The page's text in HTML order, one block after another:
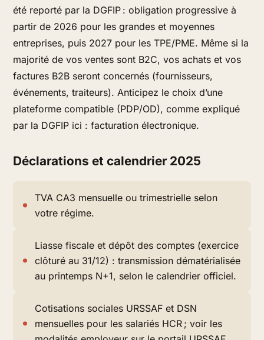
été reporté par la DGFIP : obligation progressive à
partir de 2026 pour les grandes et moyennes
entreprises, puis 2027 pour les TPE/PME. Même si la
majorité de vos ventes sont B2C, vos achats et vos
factures B2B seront concernés (fournisseurs,
événements, traiteurs). Anticipez le choix d’une
plateforme compatible (PDP/OD), comme expliqué
par la DGFIP ici : facturation électronique.
Déclarations et calendrier 2025
TVA CA3 mensuelle ou trimestrielle selon
votre régime.
Liasse fiscale et dépôt des comptes (exercice
clôturé au 31/12) : transmission dématérialisée
au printemps N+1, selon le calendrier officiel.
Cotisations sociales URSSAF et DSN
mensuelles pour les salariés HCR ; voir les